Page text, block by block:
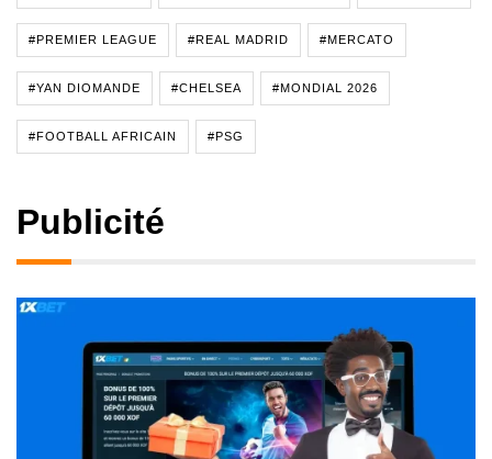
#PREMIER LEAGUE #REAL MADRID #MERCATO
#YAN DIOMANDE #CHELSEA #MONDIAL 2026
#FOOTBALL AFRICAIN #PSG
Publicité